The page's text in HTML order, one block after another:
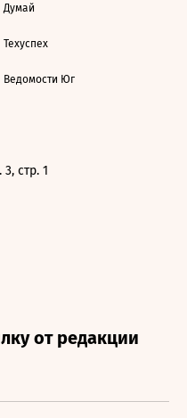
Думай
Техуспех
Ведомости Юг
стр. 1